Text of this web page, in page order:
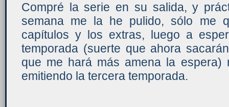
Compré la serie en su salida, y
semana me la he pulido, sólo me
capítulos y los extras, luego a
temporada (suerte que ahora
que me hará más amena la espera)
emitiendo la tercera temporada.